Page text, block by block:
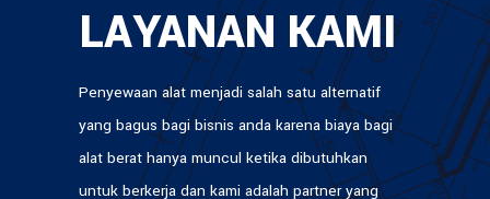
LAYANAN KAMI
Penyewaan alat menjadi salah satu alternatif
yang bagus bagi bisnis anda karena biaya bagi
alat berat hanya muncul ketika dibutuhkan
untuk berkerja dan kami adalah partner yang